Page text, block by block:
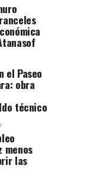
el Paseo
obra
técnico
menos
las